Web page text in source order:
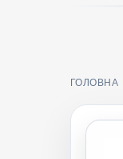
ГОЛОВНА